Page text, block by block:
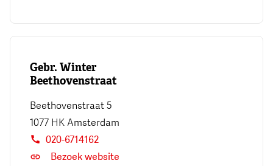
Gebr. Winter
Beethovenstraat
Beethovenstraat 5
1077 HKAmsterdam
020-6714162
Bezoek website